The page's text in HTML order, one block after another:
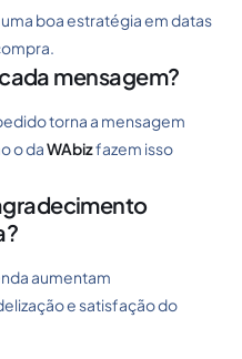
boa estratégia em datas
mensagem?
torna a mensagem
o daWAbizfazem isso
aumentam
e satisfação do